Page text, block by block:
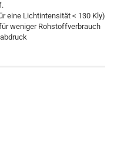
eine Lichtintensität < 130 Kly)
weniger Rohstoffverbrauch